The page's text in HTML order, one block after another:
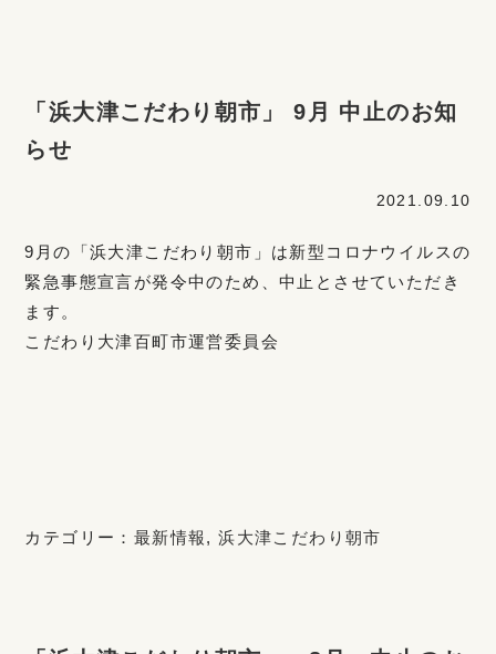
「浜大津こだわり朝市」 9月 中止のお知
らせ
2021.09.10
9月の「浜大津こだわり朝市」は新型コロナウイルスの
緊急事態宣言が発令中のため、中止とさせていただき
ます。
こだわり大津百町市運営委員会
カテゴリー： 最新情報,浜大津こだわり朝市